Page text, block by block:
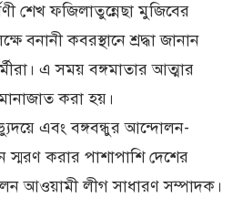
শেখ ফজিলাতুন্নেছা মুজিবের
বনানী কবরস্থানে শ্রদ্ধা জানান
এ সময় বঙ্গমাতার আত্মার
করা হয়।
এবং বঙ্গবন্ধুর আন্দোলন-
স্মরণ করার পাশাপাশি দেশের
আওয়ামী লীগ সাধারণ সম্পাদক।